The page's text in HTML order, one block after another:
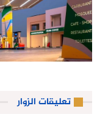
تعليقات الزوار